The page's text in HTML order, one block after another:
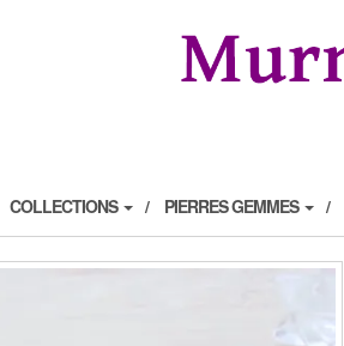
COLLECTIONS PIERRES GEMMES